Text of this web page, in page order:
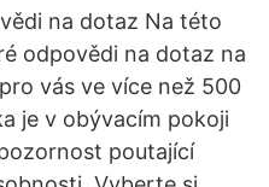
na dotaz Na této
odpovědi na dotaz na
vás ve více než 500
je v obývacím pokoji
poutající